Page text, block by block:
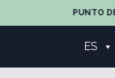
PUNTO DE
ES